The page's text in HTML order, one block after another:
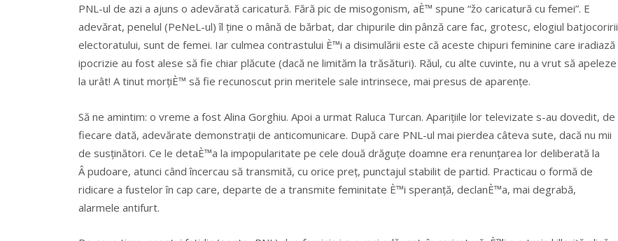
PNL-ul de azi a ajuns o adevărată caricatură. Fără pic de misogonism, aÈ™ spune “žo caricatură cu femei”. E
adevărat, penelul (PeNeL-ul) îl ține o mână de bărbat, dar chipurile din pânză care fac, grotesc, elogiul batjocoririi
electoratului, sunt de femei. Iar culmea contrastului È™i a disimulării este că aceste chipuri feminine care iradiază
ipocrizie au fost alese să fie chiar plăcute (dacă ne limităm la trăsături). Răul, cu alte cuvinte, nu a vrut să apeleze
la urât! A tinut morțiÈ™ să fie recunoscut prin meritele sale intrinsece, mai presus de aparențe.
Să ne amintim: o vreme a fost Alina Gorghiu. Apoi a urmat Raluca Turcan. Aparițiile lor televizate s-au dovedit, de
fiecare dată, adevărate demonstrații de anticomunicare. După care PNL-ul mai pierdea câteva sute, dacă nu mii
de susținători. Ce le detaÈ™a la impopularitate pe cele două drăguțe doamne era renunțarea lor deliberată la
Â pudoare, atunci când încercau să transmită, cu orice preț, punctajul stabilit de partid. Practicau o formă de
ridicare a fustelor în cap care, departe de a transmite feminitate È™i speranță, declanÈ™a, mai degrabă,
alarmele antifurt.